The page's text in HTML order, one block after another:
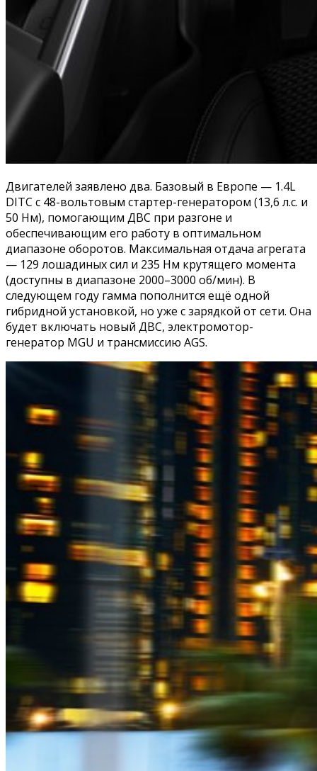
Двигателей заявлено два. Базовый в Европе — 1.4L
DITC с 48-вольтовым стартер-генератором (13,6 л.с. и
50 Нм), помогающим ДВС при разгоне и
обеспечивающим его работу в оптимальном
диапазоне оборотов. Максимальная отдача агрегата
— 129 лошадиных сил и 235 Нм крутящего момента
(доступны в диапазоне 2000–3000 об/мин). В
следующем году гамма пополнится ещё одной
гибридной установкой, но уже с зарядкой от сети. Она
будет включать новый ДВС, электромотор-
генератор MGU и трансмиссию AGS.